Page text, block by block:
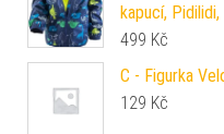
kapucí,
499 Kč
C - Figurka
129 Kč